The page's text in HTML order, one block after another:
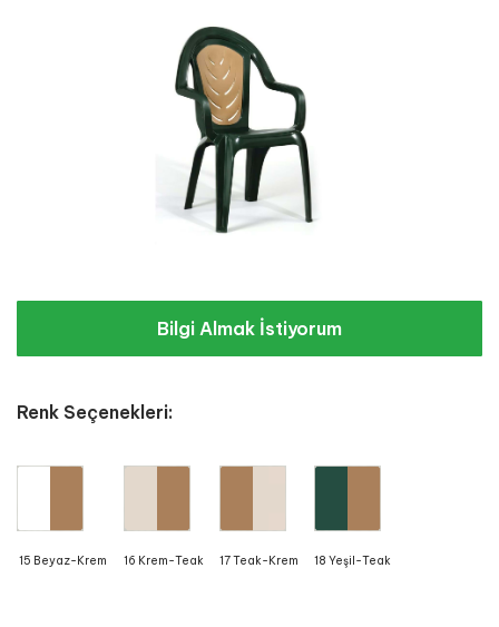
Bilgi Almak İstiyorum
Renk Seçenekleri:
15 Beyaz-Krem 16 Krem-Teak 17 Teak-Krem 18 Yeşil-Teak